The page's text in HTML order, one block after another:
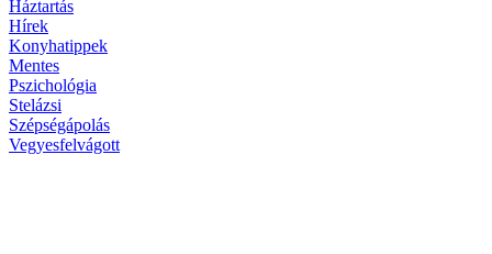
Háztartás
Hírek
Konyhatippek
Mentes
Pszichológia
Stelázsi
Szépségápolás
Vegyesfelvágott